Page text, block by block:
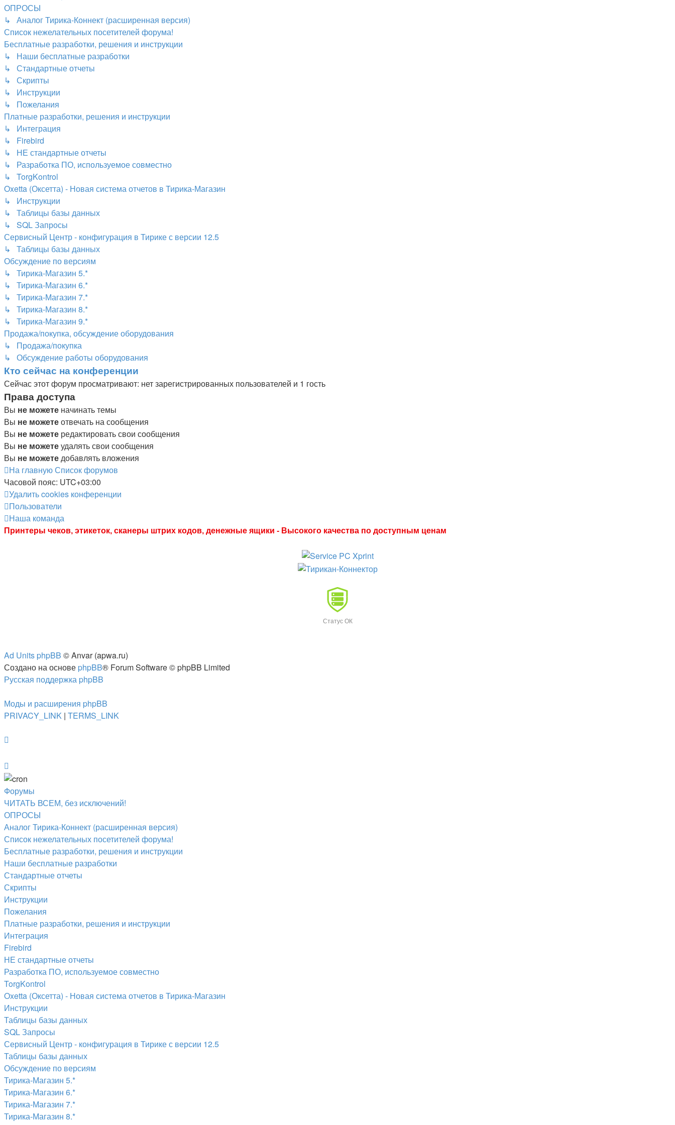
ОПРОСЫ
↳ Аналог Тирика-Коннект (расширенная версия)
Список нежелательных посетителей форума!
Бесплатные разработки, решения и инструкции
↳ Наши бесплатные разработки
↳ Стандартные отчеты
↳ Скрипты
↳ Инструкции
↳ Пожелания
Платные разработки, решения и инструкции
↳ Интеграция
↳ Firebird
↳ НЕ стандартные отчеты
↳ Разработка ПО, используемое совместно
↳ TorgKontrol
Oxetta (Оксетта) - Новая система отчетов в Тирика-Магазин
↳ Инструкции
↳ Таблицы базы данных
↳ SQL Запросы
Сервисный Центр - конфигурация в Тирике с версии 12.5
↳ Таблицы базы данных
Обсуждение по версиям
↳ Тирика-Магазин 5.*
↳ Тирика-Магазин 6.*
↳ Тирика-Магазин 7.*
↳ Тирика-Магазин 8.*
↳ Тирика-Магазин 9.*
Продажа/покупка, обсуждение оборудования
↳ Продажа/покупка
↳ Обсуждение работы оборудования
Кто сейчас на конференции
Сейчас этот форум просматривают: нет зарегистрированных пользователей и 1 гость
Права доступа
Вы не можете начинать темы
Вы не можетеотвечать на сообщения
Вы не можете редактировать свои сообщения
Вы не можетеудалять свои сообщения
Вы не можетедобавлять вложения
На главнуюСписок форумов
Часовой пояс: UTC+03:00
Удалить cookies конференции
Пользователи
Наша команда
Принтеры чеков, этикеток, сканеры штрих кодов, денежные ящики - Высокого качества по доступным ценам
Статус ОК
Ad Units phpBB © Anvar (apwa.ru)
Создано на основе phpBB® Forum Software © phpBB Limited
Русская поддержка phpBB
Моды и расширения phpBB
PRIVACY_LINK | TERMS_LINK
Форумы
ЧИТАТЬ ВСЕМ, без исключений!
ОПРОСЫ
Аналог Тирика-Коннект (расширенная версия)
Список нежелательных посетителей форума!
Бесплатные разработки, решения и инструкции
Наши бесплатные разработки
Стандартные отчеты
Скрипты
Инструкции
Пожелания
Платные разработки, решения и инструкции
Интеграция
Firebird
НЕ стандартные отчеты
Разработка ПО, используемое совместно
TorgKontrol
Oxetta (Оксетта) - Новая система отчетов в Тирика-Магазин
Инструкции
Таблицы базы данных
SQL Запросы
Сервисный Центр - конфигурация в Тирике с версии 12.5
Таблицы базы данных
Обсуждение по версиям
Тирика-Магазин 5.*
Тирика-Магазин 6.*
Тирика-Магазин 7.*
Тирика-Магазин 8.*